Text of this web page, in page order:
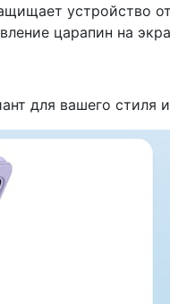
устройство
царапин на
для вашего стиля